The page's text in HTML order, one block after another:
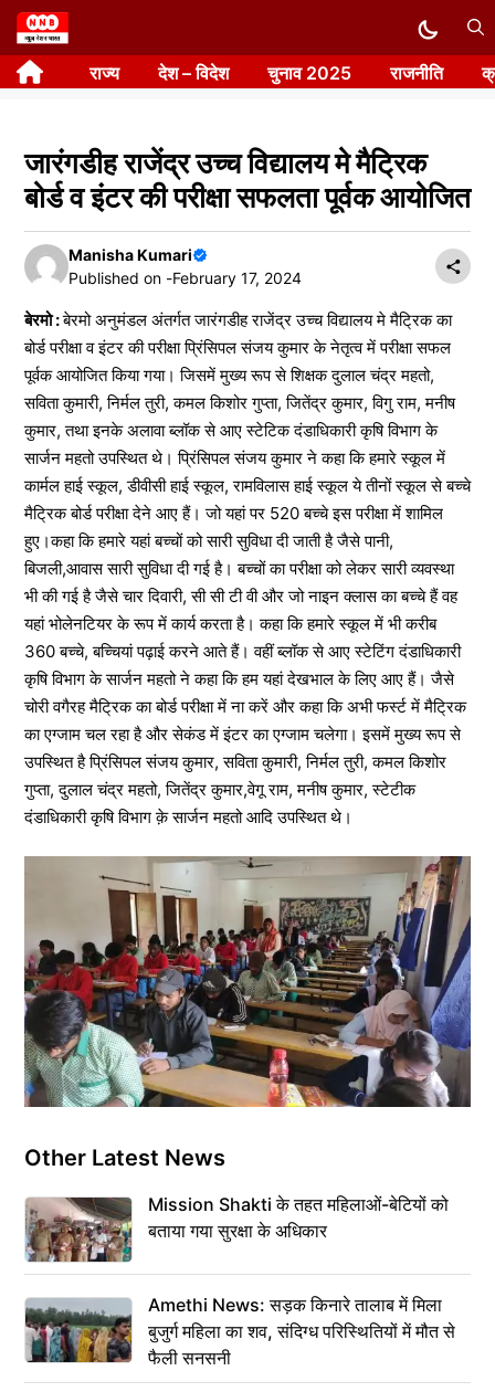
Skip
to
content राज्य देश – विदेश चुनाव 2025 राजनीति
जारंगडीह राजेंद्र उच्च विद्यालय मे मैट्रिक
बोर्ड व इंटर की परीक्षा सफलता पूर्वक आयोजित
Manisha Kumari
Published on -February 17, 2024
बेरमो :बेरमो अनुमंडल अंतर्गत जारंगडीह राजेंद्र उच्च विद्यालय मे मैट्रिक का
बोर्ड परीक्षा व इंटर की परीक्षा प्रिंसिपल संजय कुमार के नेतृत्व में परीक्षा सफल
पूर्वक आयोजित किया गया। जिसमें मुख्य रूप से शिक्षक दुलाल चंद्र महतो,
सविता कुमारी, निर्मल तुरी, कमल किशोर गुप्ता, जितेंद्र कुमार, विगु राम, मनीष
कुमार, तथा इनके अलावा ब्लॉक से आए स्टेटिक दंडाधिकारी कृषि विभाग के
सार्जन महतो उपस्थित थे। प्रिंसिपल संजय कुमार ने कहा कि हमारे स्कूल में
कार्मल हाई स्कूल, डीवीसी हाई स्कूल, रामविलास हाई स्कूल ये तीनों स्कूल से बच्चे
मैट्रिक बोर्ड परीक्षा देने आए हैं। जो यहां पर 520 बच्चे इस परीक्षा में शामिल
हुए।कहा कि हमारे यहां बच्चों को सारी सुविधा दी जाती है जैसे पानी,
बिजली,आवास सारी सुविधा दी गई है। बच्चों का परीक्षा को लेकर सारी व्यवस्था
भी की गई है जैसे चार दिवारी, सी सी टी वी और जो नाइन क्लास का बच्चे हैं वह
यहां भोलेनटियर के रूप में कार्य करता है। कहा कि हमारे स्कूल में भी करीब
360 बच्चे, बच्चियां पढ़ाई करने आते हैं। वहीं ब्लॉक से आए स्टेटिंग दंडाधिकारी
कृषि विभाग के सार्जन महतो ने कहा कि हम यहां देखभाल के लिए आए हैं। जैसे
चोरी वगैरह मैट्रिक का बोर्ड परीक्षा में ना करें और कहा कि अभी फर्स्ट में मैट्रिक
का एग्जाम चल रहा है और सेकंड में इंटर का एग्जाम चलेगा। इसमें मुख्य रूप से
उपस्थित है प्रिंसिपल संजय कुमार, सविता कुमारी, निर्मल तुरी, कमल किशोर
गुप्ता, दुलाल चंद्र महतो, जितेंद्र कुमार,वेगू राम, मनीष कुमार, स्टेटीक
दंडाधिकारी कृषि विभाग क़े सार्जन महतो आदि उपस्थित थे।
Other Latest News
Mission Shakti के तहत महिलाओं-बेटियों को
बताया गया सुरक्षा के अधिकार
Amethi News: सड़क किनारे तालाब में मिला
बुजुर्ग महिला का शव, संदिग्ध परिस्थितियों में मौत से
फैली सनसनी